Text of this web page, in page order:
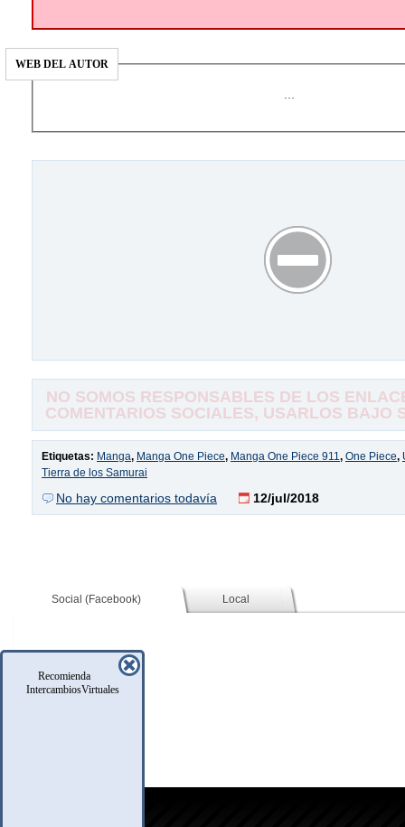
Recomienda
IntercambiosVirtuales
WEB DEL AUTOR
…
NO SOMOS RESPONSABLES DE LOS
COMENTARIOS SOCIALES, USARLOS BAJO
Etiquetas: Manga, Manga One Piece, Manga One Piece 911 , One Piece,
Tierra de los Samurai
No hay comentarios todavía 12/jul/2018
Social (Facebook) Local